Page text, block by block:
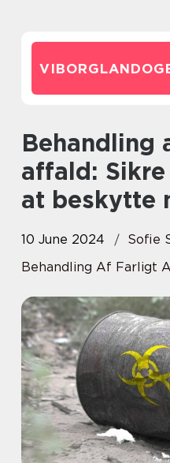
Behandling af farligt
affald:
at beskytte
10 June 2024
Sofie
Behandling Af Farligt